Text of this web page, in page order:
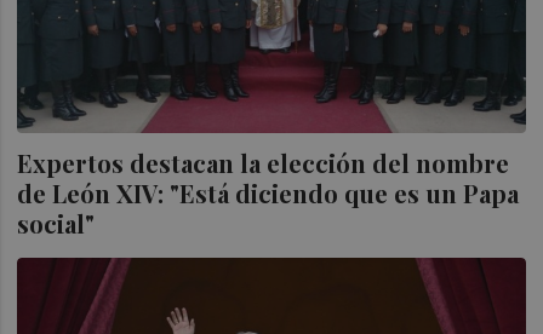
Expertos destacan la elección del nombre
de León XIV: "Está diciendo que es un Papa
social"